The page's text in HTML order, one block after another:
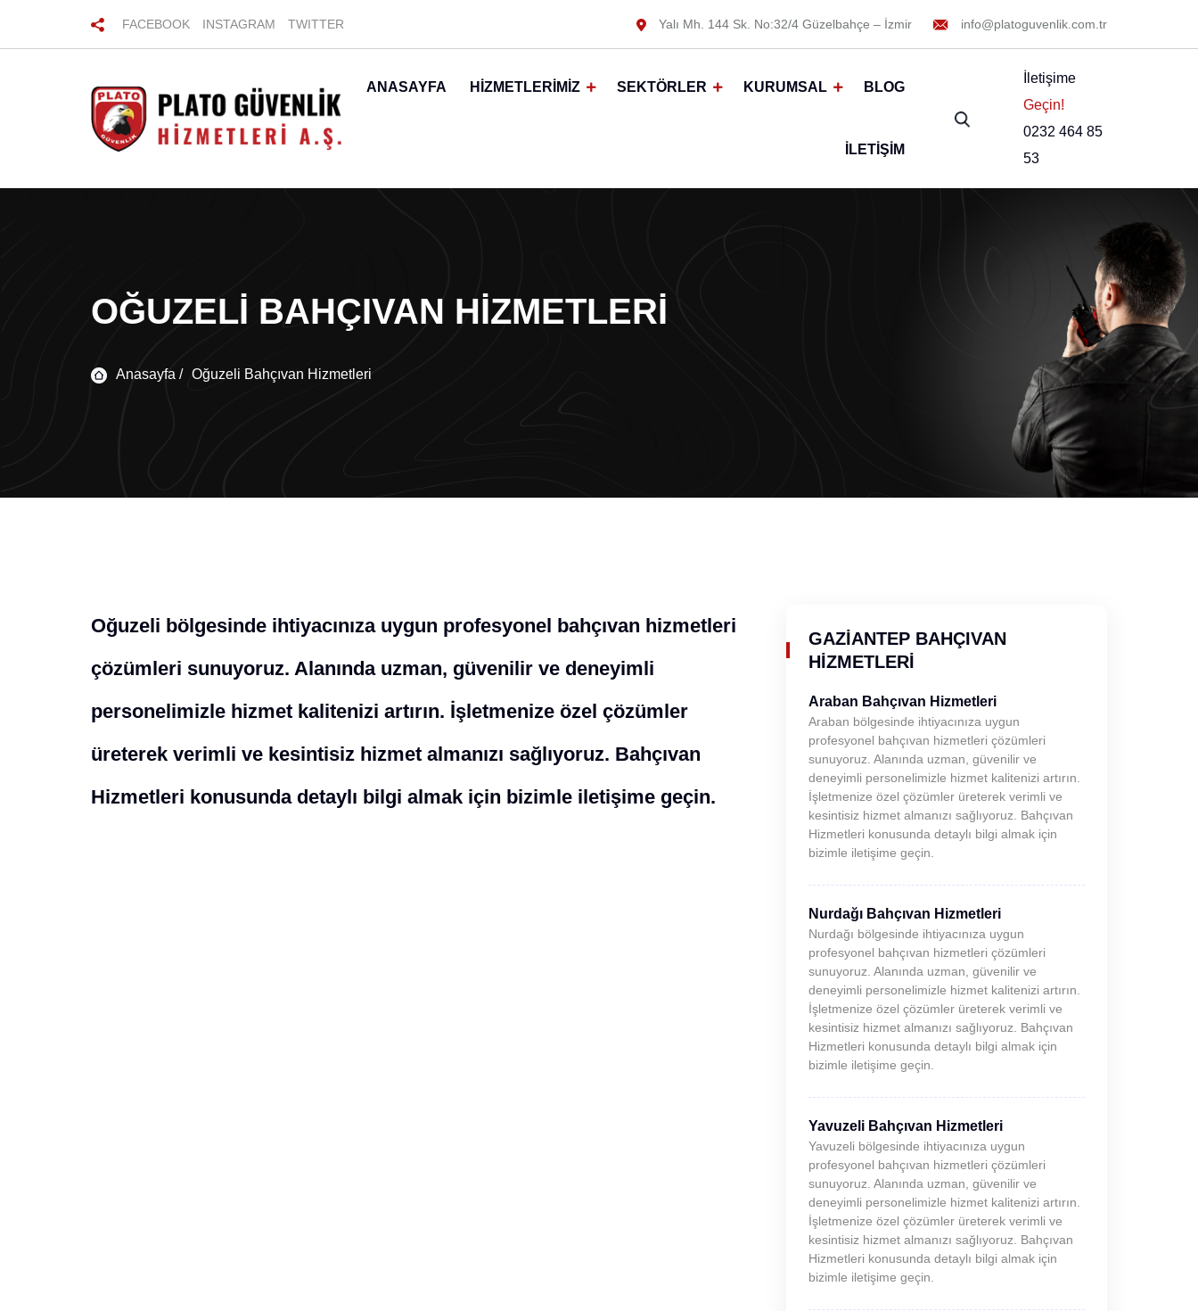
FACEBOOK INSTAGRAM TWITTER Yalı Mh. 144 Sk. No:32/4 Güzelbahçe – İzmir info@platoguvenlik.com.tr
ANASAYFA HIZMETLERIMIZ SEKTÖRLER KURUMSAL BLOG
İLETIŞIM
İletişime
Geçin!
0232 464 85
53
OĞUZELI BAHÇIVAN HIZMETLERI
Anasayfa / Oğuzeli Bahçıvan Hizmetleri
Oğuzeli bölgesinde ihtiyacınıza uygun profesyonel bahçıvan hizmetleri
çözümleri sunuyoruz. Alanında uzman, güvenilir ve deneyimli
personelimizle hizmet kalitenizi artırın. İşletmenize özel çözümler
üreterek verimli ve kesintisiz hizmet almanızı sağlıyoruz. Bahçıvan
Hizmetleri konusunda detaylı bilgi almak için bizimle iletişime geçin.
GAZIANTEP BAHÇIVAN
HIZMETLERI
Araban Bahçıvan Hizmetleri
Araban bölgesinde ihtiyacınıza uygun
profesyonel bahçıvan hizmetleri çözümleri
sunuyoruz. Alanında uzman, güvenilir ve
deneyimli personelimizle hizmet kalitenizi artırın.
İşletmenize özel çözümler üreterek verimli ve
kesintisiz hizmet almanızı sağlıyoruz. Bahçıvan
Hizmetleri konusunda detaylı bilgi almak için
bizimle iletişime geçin.
Nurdağı Bahçıvan Hizmetleri
Nurdağı bölgesinde ihtiyacınıza uygun
profesyonel bahçıvan hizmetleri çözümleri
sunuyoruz. Alanında uzman, güvenilir ve
deneyimli personelimizle hizmet kalitenizi artırın.
İşletmenize özel çözümler üreterek verimli ve
kesintisiz hizmet almanızı sağlıyoruz. Bahçıvan
Hizmetleri konusunda detaylı bilgi almak için
bizimle iletişime geçin.
Yavuzeli Bahçıvan Hizmetleri
Yavuzeli bölgesinde ihtiyacınıza uygun
profesyonel bahçıvan hizmetleri çözümleri
sunuyoruz. Alanında uzman, güvenilir ve
deneyimli personelimizle hizmet kalitenizi artırın.
İşletmenize özel çözümler üreterek verimli ve
kesintisiz hizmet almanızı sağlıyoruz. Bahçıvan
Hizmetleri konusunda detaylı bilgi almak için
bizimle iletişime geçin.